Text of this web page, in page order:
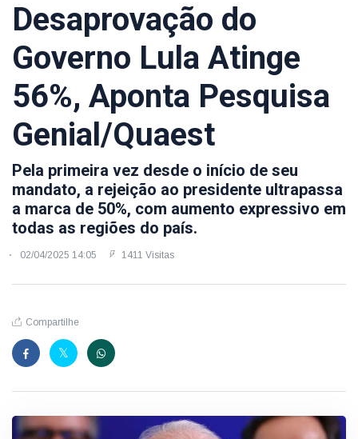
Desaprovação do
Governo Lula Atinge
56%, Aponta Pesquisa
Genial/Quaest
Pela primeira vez desde o início de seu
mandato, a rejeição ao presidente ultrapassa
a marca de 50%, com aumento expressivo em
todas as regiões do país.
02/04/2025 14:05 1411 Visitas
Compartilhe